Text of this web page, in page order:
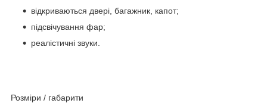
відкриваються двері, багажник, капот;
підсвічування фар;
реалістичні звуки.
Розміри / габарити